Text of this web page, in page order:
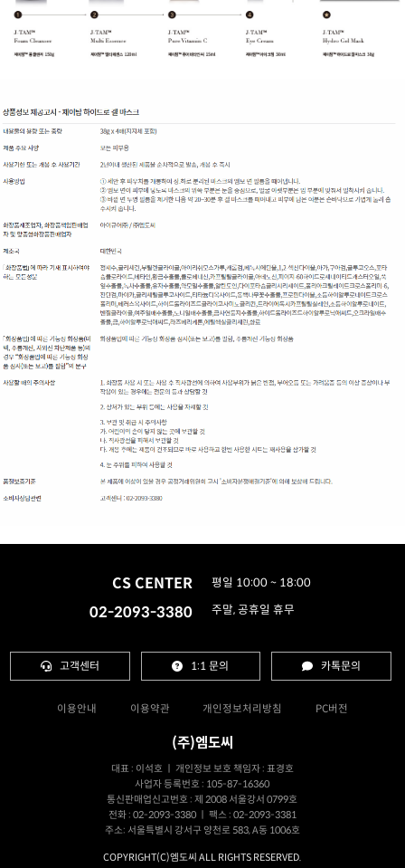
CS CENTER
02-2093-3380
평일 10:00 ~ 18:00
주말, 공휴일 휴무
고객센터 1:1 문의 카톡문의
이용안내 이용약관 개인정보처리방침 PC버전
(주)엠도씨
대표 : 이석호 ㅣ 개인정보 보호 책임자 : 표경호
사업자 등록번호 : 105-87-16360
통신판매업신고번호 : 제 2008 서울강서 0799호
전화 : 02-2093-3380 ㅣ 팩스 : 02-2093-3381
주소: 서울특별시 강서구 양천로 583, A동 1006호
COPYRIGHT(C)엠도씨 ALL RIGHTS RESERVED.